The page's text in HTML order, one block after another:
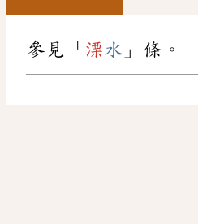
參見「 溧水 」條。